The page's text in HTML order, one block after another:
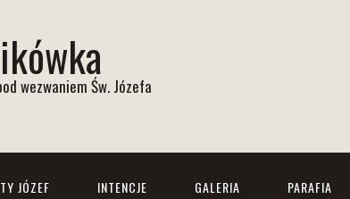
wezwaniem Św. Józefa
JÓZEF INTENCJE GALERIA PARAFIA